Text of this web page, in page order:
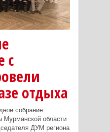
с
отдыха
собрание
Мурманской области
ДУМ региона